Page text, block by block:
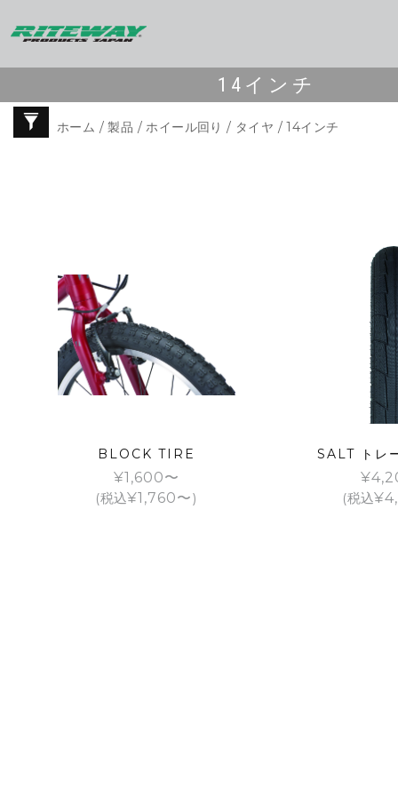
14インチ
ホーム /製品 /ホイール回り / タイヤ / 14インチ
BLOCK TIRE
¥1,600
(税込¥1,760 )
SALT トレ
¥
(税込¥